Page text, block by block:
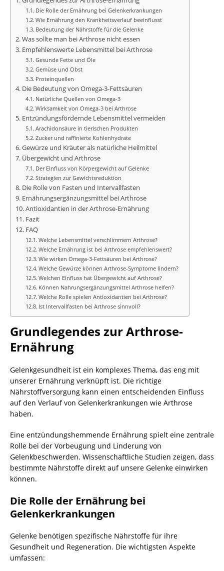
Die Rolle der Ernährung bei Gelenkerkrankungen
Wie Ernährung den Krankheitsverlauf beeinflusst
Bedeutung der Nährstoffe für die Gelenke
Was sollte man bei Arthrose nicht essen
Empfehlenswerte Lebensmittel bei Arthrose
Gesunde Fette und Öle
Gemüse und Obst
Proteinquellen
Die Bedeutung von Omega-3-Fettsäuren
Natürliche Quellen von Omega-3
Wirksamkeit von Omega-3 bei Arthrose
Entzündungsfördernde Lebensmittel vermeiden
Arachidonsäure in tierischen Produkten
Zucker und raffinierte Kohlenhydrate
Gewürze und Kräuter als natürliche Heilmittel
Übergewicht und Arthrose
Der Einfluss von Körpergewicht auf Gelenke
Strategien zur Gewichtsreduktion
Die Rolle von Fasten und Intervallfasten
Ernährungsergänzungsmittel bei Arthrose
Antioxidantien in der Arthrose-Ernährung
Fazit
FAQ
Welche Lebensmittel verschlimmern Arthrose?
Welche Ernährung ist bei Arthrose empfehlenswert?
Wie wirken Omega-3-Fettsäuren bei Arthrose?
Welche Gewürze können Arthrose-Symptome lindern?
Welchen Einfluss hat Übergewicht auf Arthrose?
Können Nahrungsergänzungsmittel Arthrose helfen?
Welche Rolle spielen Antioxidantien bei Arthrose?
Ist Intervallfasten bei Arthrose sinnvoll?
Grundlegendes zur Arthrose-
Ernährung
Gelenkgesundheit ist ein komplexes Thema, das eng mit
unserer Ernährung verknüpft ist. Die richtige
Nährstoffversorgung kann einen entscheidenden Einfluss
auf den Verlauf von Gelenkerkrankungen wie Arthrose
haben.
Eine entzündungshemmende Ernährung spielt eine zentrale
Rolle bei der Vorbeugung und Linderung von
Gelenkbeschwerden. Wissenschaftliche Studien zeigen, dass
bestimmte Nährstoffe direkt auf unsere Gelenke einwirken
können.
Die Rolle der Ernährung bei
Gelenkerkrankungen
Gelenke benötigen spezifische Nährstoffe für ihre
Gesundheit und Regeneration. Die wichtigsten Aspekte
umfassen: